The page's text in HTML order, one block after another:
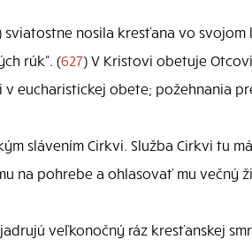
sviatostne nosila kresťana vo
rúk“. (627) V Kristovi obetuje
eucharistickej obete; požehnania
slávením Cirkvi. Služba Cirkvi tu
na pohrebe a ohlasovať mu večný
veľkonočný ráz kresťanskej